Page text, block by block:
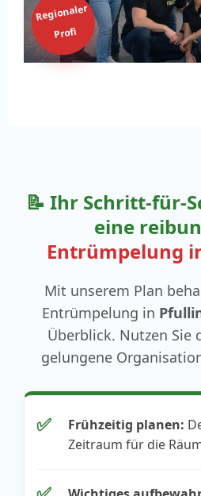
Regionaler
Profi
📝 Ihr Schritt-für-
eine
Entrümpelung
Mit unserem Plan
Entrümpelung in
Überblick. Nutzen Sie
gelungene
✅ Frühzeitig planen:
Zeitraum für die